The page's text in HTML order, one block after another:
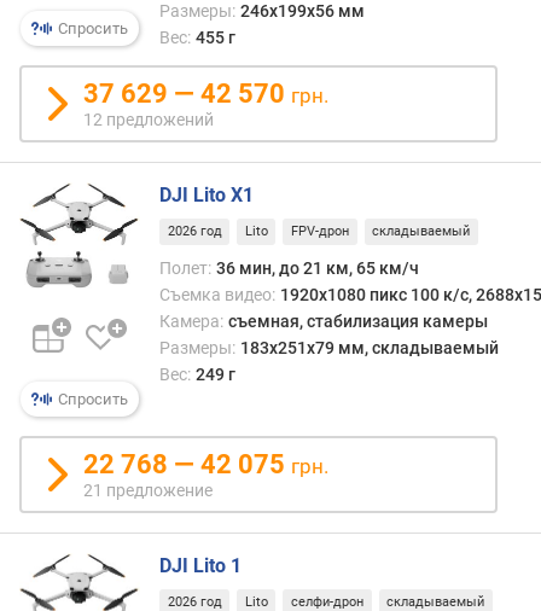
ы
д
р
о
г
и
м
т
р
о
г
и
х
к
д
е
Спросить
Размеры: 246х199х56 мм
Вес: 455 г
37 629 — 42 570 грн.
12 предложений
Спросить
DJI Lito X1
2026 год Lito FPV-дрон складываемый
Полет: 36 мин, до 21 км, 65 км/ч
Съемка видео: 1920x1080 пикс 100 к/с,
Камера: съемная, cтабилизация камеры
Размеры: 183х251х79 мм, складываемый
Вес: 249 г
22 768 — 42 075 грн.
21 предложение
DJI Lito 1
2026 год Lito селфи-дрон складываемый